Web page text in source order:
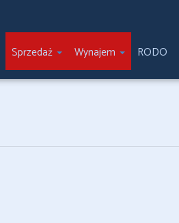
Sprzedaż Wynajem RODO